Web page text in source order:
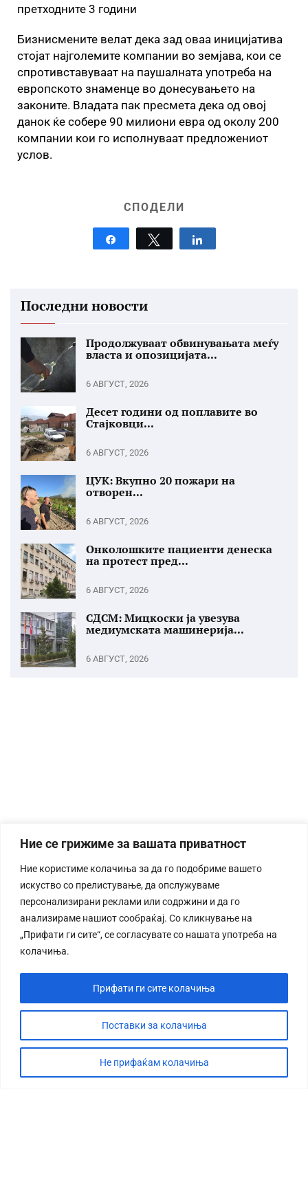
Ние се грижиме за вашата приватност
Ние користиме колачиња за да го подобриме вашето
искуство со прелистување, да опслужуваме
персонализирани реклами или содржини и да го
анализираме нашиот сообраќај. Со кликнување на
„Прифати ги сите“, се согласувате со нашата употреба на
колачиња.
Поставки за колачиња
Не прифаќам колачиња
Прифати ги сите колачиња
претходните 3 години
Бизнисмените велат дека зад оваа иницијатива
стојат најголемите компании во земјава, кои се
спротивставуваат на паушалната употреба на
европското знаменце во донесувањето на
законите. Владата пак пресмета дека од овој
данок ќе собере 90 милиони евра од околу 200
компании кои го исполнуваат предложениот
услов.
СПОДЕЛИ
Tweet
Последни новости
Продолжуваат обвинувањата меѓу
власта и опозицијата...
6 АВГУСТ, 2026
Десет години од поплавите во
Стајковци...
6 АВГУСТ, 2026
ЦУК: Вкупно 20 пожари на
отворен...
6 АВГУСТ, 2026
Онколошките пациенти денеска
на протест пред...
6 АВГУСТ, 2026
СДСМ: Мицкоски ја увезува
медиумската машинерија...
6 АВГУСТ, 2026